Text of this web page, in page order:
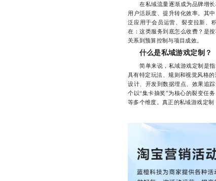
在私域流量逐渐成为品牌增长
用户活跃度、提升转化效率。其
泛应用于会员运营、裂变拉新、
在：这类服务到底怎么收费？是
关系到预算控制与项目成效。
什么是私域游戏定制？
简单来说，私域游戏定制是指
具有特定玩法、规则和视觉风格
设计、开发到数据埋点、效果追
个以“集卡抽奖”为核心的裂变任
等多个维度。真正的私域游戏定制